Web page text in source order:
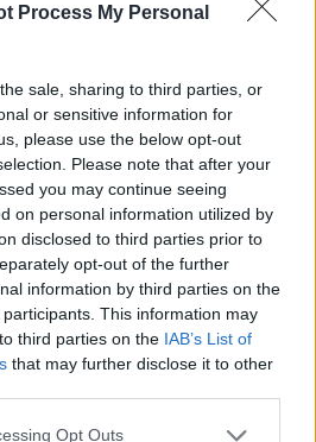
Process My Personal
sale, sharing to third parties, or
or sensitive information for
please use the below opt-out
Please note that after your
you may continue seeing
on personal information utilized by
disclosed to third parties prior to
opt-out of the further
information by third parties on the
participants. This information may
third parties on the IAB’s List of
that may further disclose it to other
Opt Outs
175°C i 20 minutter. Avkjøl kaken
kald. Dra så kaken forsiktig over
i langpannen hvis du har plass til
eller har kjølerom).